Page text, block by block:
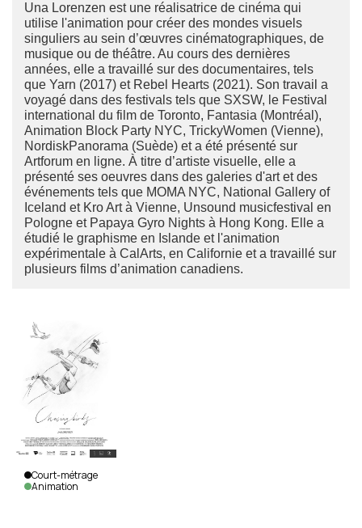
Una Lorenzen est une réalisatrice de cinéma qui
utilise l'animation pour créer des mondes visuels
singuliers au sein d’œuvres cinématographiques, de
musique ou de théâtre. Au cours des dernières
années, elle a travaillé sur des documentaires, tels
que Yarn (2017) et Rebel Hearts (2021). Son travail a
voyagé dans des festivals tels que SXSW, le Festival
international du film de Toronto, Fantasia (Montréal),
Animation Block Party NYC, TrickyWomen (Vienne),
NordiskPanorama (Suède) et a été présenté sur
Artforum en ligne. À titre d’artiste visuelle, elle a
présenté ses oeuvres dans des galeries d'art et des
événements tels que MOMA NYC, National Gallery of
Iceland et Kro Art à Vienne, Unsound musicfestival en
Pologne et Papaya Gyro Nights à Hong Kong. Elle a
étudié le graphisme en Islande et l'animation
expérimentale à CalArts, en Californie et a travaillé sur
plusieurs films d’animation canadiens.
Court-métrage
Animation